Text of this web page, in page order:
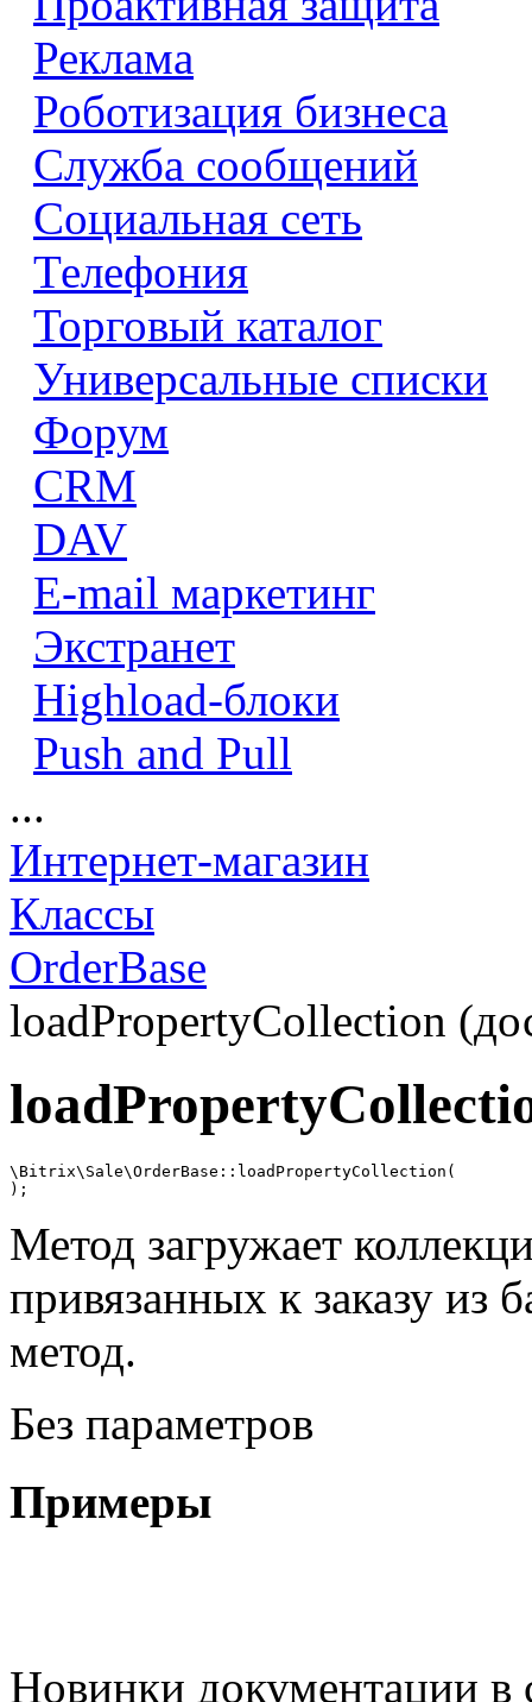
Реклама
Роботизация бизнеса
Служба сообщений
Социальная сеть
Телефония
Торговый каталог
Универсальные списки
Форум
CRM
DAV
E-mail маркетинг
Экстранет
Highload-блоки
Push and Pull
...
Интернет-магазин
Классы
OrderBase
loadPropertyCollection
\Bitrix\Sale\OrderBase::loadPropertyCollection(
);
Метод загружает
привязанных к заказу из
метод.
Без параметров
Примеры
Новинки документации в